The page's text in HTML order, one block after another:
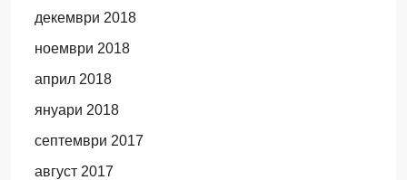
декември 2018
ноември 2018
април 2018
януари 2018
септември 2017
август 2017